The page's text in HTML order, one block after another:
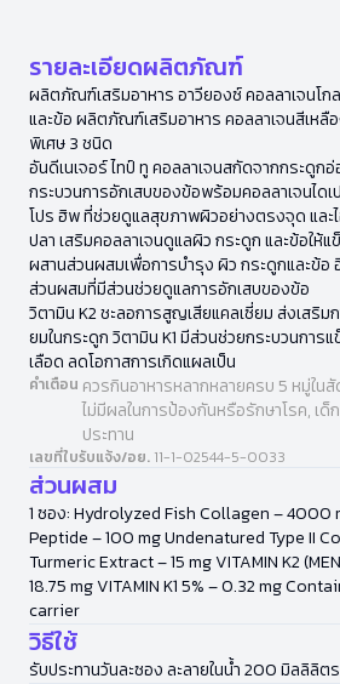
รายละเอียดผลิตภัณฑ์
ผลิตภัณฑ์เสริมอาหาร อาวียองซ์ คอลลาเจนโ
และข้อ ผลิตภัณฑ์เสริมอาหาร คอลลาเจนสีเหลื
พิเศษ 3 ชนิด
อันดีเนเจอร์ ไทป์ ทู คอลลาเจนสกัดจากกระดูก
กระบวนการอักเสบของข้อพร้อมคอลลาเจนไดเ
โปร ฮิพ ที่ช่วยดูแลสุขภาพผิวอย่างตรงจุด และ
ปลา เสริมคอลลาเจนดูแลผิว กระดูก และข้อให้แ
ผสานส่วนผสมเพื่อการบำรุง ผิว กระดูกและข้
ส่วนผสมที่มีส่วนช่วยดูแลการอักเสบของข้อ
วิตามิน K2 ชะลอการสูญเสียแคลเซี่ยม ส่งเสริม
ยมในกระดูก วิตามิน K1 มีส่วนช่วยกระบวนการ
เลือด ลดโอกาสการเกิดแผลเป็น
คำเตือน ควรกินอาหารหลากหลายครบ 5 หมู่ในสั
ไม่มีผลในการป้องกันหรือรักษาโรค, เ
ประทาน
เลขที่ใบรับแจ้ง/อย. 11-1-02544-5-0033
ส่วนผสม
1 ซอง: Hydrolyzed Fish Collagen – 4000
Peptide – 100 mg Undenatured Type II
Turmeric Extract – 15 mg VITAMIN K2
18.75 mg VITAMIN K1 5% – 0.32 mg
carrier
วิธีใช้
รับประทานวันละซอง ละลายในน้ำ 200 มิลลิลิตร